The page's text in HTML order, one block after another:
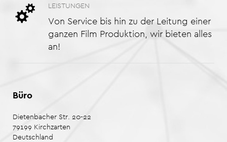
LEISTUNGEN
Von Service bis hin zu der Leitung einer
ganzen Film Produktion, wir bieten alles
an!
Büro
Dietenbacher Str. 20-22
79199 Kirchzarten
Deutschland